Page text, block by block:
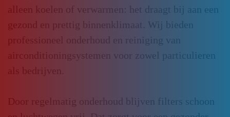
alleen koelen of verwarmen: het draagt bij aan een
gezond en prettig binnenklimaat. Wij bieden
professioneel onderhoud en reiniging van
airconditioningsystemen voor zowel particulieren
als bedrijven.
Door regelmatig onderhoud blijven filters schoon